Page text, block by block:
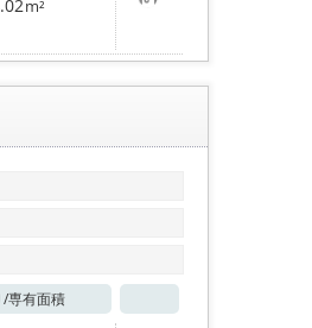
m²
気
に
入
登
/専有面積